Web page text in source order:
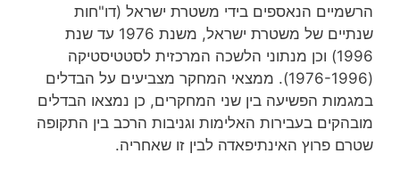
הרשמיים הנאספים בידי משטרת ישראל (דו"חות
שנתיים של משטרת ישראל, משנת 1976 עד שנת
1996) וכן מנתוני הלשכה המרכזית לסטטיסטיקה
(1976-1996). ממצאי המחקר מצביעים על הבדלים
במגמות הפשיעה בין שני המחקרים, כן נמצאו הבדלים
מובהקים בעבירות האלימות וגניבות הרכב בין התקופה
שטרם פרוץ האינתיפאדה לבין זו שאחריה.